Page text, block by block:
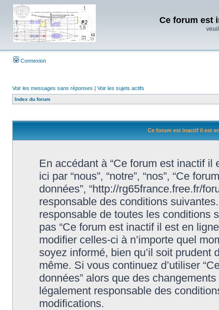
Ce forum est
Connexion
Voir les messages sans réponses | Voir les sujets actifs
Index du forum
Ce forum est inactif il est
En accédant à “Ce forum est inactif
ici par “nous”, “notre”, “nos”, “Ce
données”, “http://rg65france.free.fr/
responsable des conditions
responsable de toutes les conditions
pas “Ce forum est inactif il est en
modifier celles-ci à n’importe quel
soyez informé, bien qu’il soit
même. Si vous continuez d’utiliser
données” alors que des
légalement responsable des
modifications.